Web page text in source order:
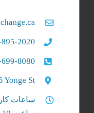
895-2020-(416)
8080
Yonge St
ساعات